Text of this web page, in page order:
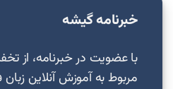
خبرنامه گیشه
با عضویت در خبرنامه، از
مربوط به آموزش آنلاین